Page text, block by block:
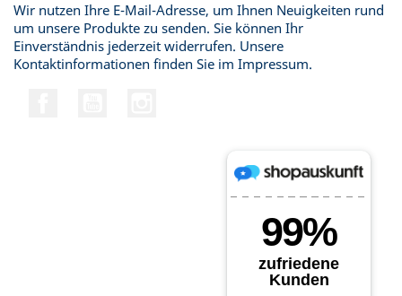
Wir nutzen Ihre E-Mail-Adresse, um Ihnen Neuigkeiten rund
um unsere Produkte zu senden. Sie können Ihr
Einverständnis jederzeit widerrufen. Unsere
Kontaktinformationen finden Sie im Impressum.